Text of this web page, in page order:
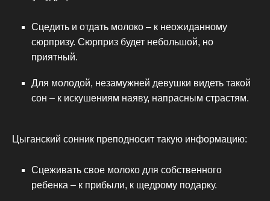
Сцедить и отдать молоко – к неожиданному
сюрпризу. Сюрприз будет небольшой, но
приятный.
Для молодой, незамужней девушки видеть такой
сон – к искушениям наяву, напрасным страстям.
Цыганский сонник преподносит такую информацию:
Сцеживать свое молоко для собственного
ребенка – к прибыли, к щедрому подарку.